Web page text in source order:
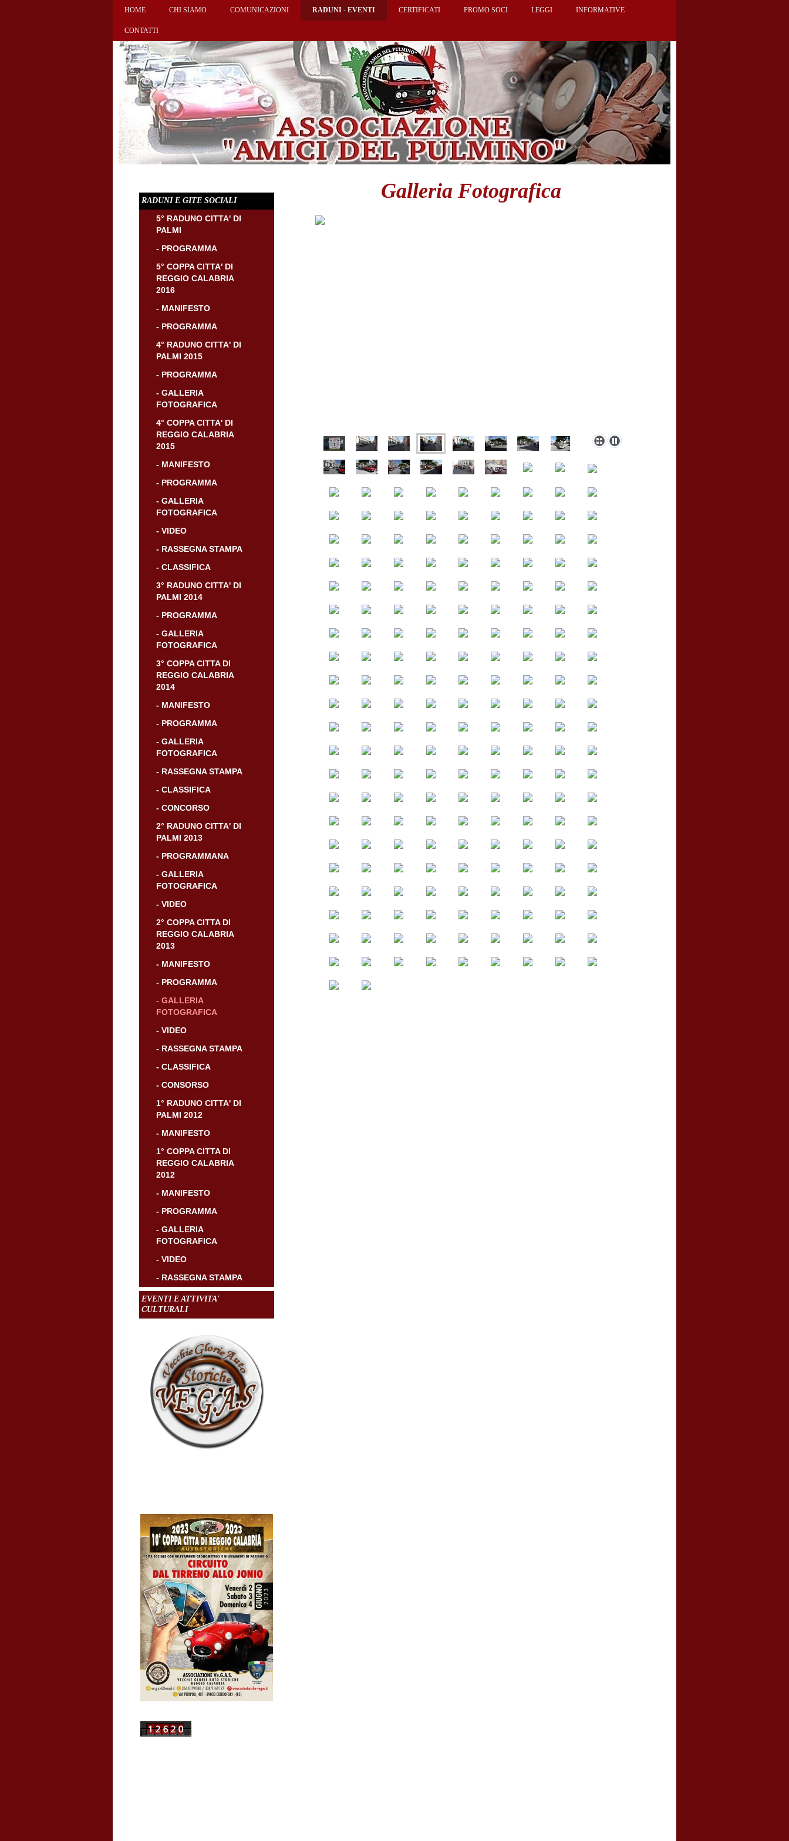
HOME CHI SIAMO COMUNICAZIONI RADUNI - EVENTI CERTIFICATI PROMO SOCI LEGGI INFORMATIVE
CONTATTI
RADUNI E GITE SOCIALI
5° RADUNO CITTA' DI
PALMI
- PROGRAMMA
5° COPPA CITTA' DI
REGGIO CALABRIA
2016
- MANIFESTO
- PROGRAMMA
4° RADUNO CITTA' DI
PALMI 2015
- PROGRAMMA
- GALLERIA
FOTOGRAFICA
4° COPPA CITTA' DI
REGGIO CALABRIA
2015
- MANIFESTO
- PROGRAMMA
- GALLERIA
FOTOGRAFICA
- VIDEO
- RASSEGNA STAMPA
- CLASSIFICA
3° RADUNO CITTA' DI
PALMI 2014
- PROGRAMMA
- GALLERIA
FOTOGRAFICA
3° COPPA CITTA DI
REGGIO CALABRIA
2014
- MANIFESTO
- PROGRAMMA
- GALLERIA
FOTOGRAFICA
- RASSEGNA STAMPA
- CLASSIFICA
- CONCORSO
2° RADUNO CITTA' DI
PALMI 2013
- PROGRAMMANA
- GALLERIA
FOTOGRAFICA
- VIDEO
2° COPPA CITTA DI
REGGIO CALABRIA
2013
- MANIFESTO
- PROGRAMMA
- GALLERIA
FOTOGRAFICA
- VIDEO
- RASSEGNA STAMPA
- CLASSIFICA
- CONSORSO
1° RADUNO CITTA' DI
PALMI 2012
- MANIFESTO
1° COPPA CITTA DI
REGGIO CALABRIA
2012
- MANIFESTO
- PROGRAMMA
- GALLERIA
FOTOGRAFICA
- VIDEO
- RASSEGNA STAMPA
EVENTI E ATTIVITA'
CULTURALI
Galleria Fotografica